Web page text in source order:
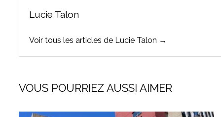
Lucie Talon
Voir tous les articles de Lucie Talon →
VOUS POURRIEZ AUSSI AIMER